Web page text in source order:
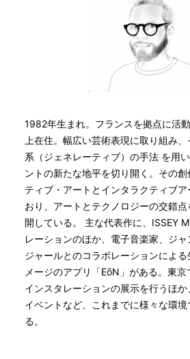
1982年生まれ。フランスを拠点に活
上在住。幅広い芸術表現に取り組み
系（ジェネレーティブ）の手法 を用
ントの新たな地平を切り開く。その
ティブ・アートとインタラクティブ
おり、アートとテクノロジーの交錯
開している。 主な代表作に、ISSEY
レーションのほか、電子音楽家、ジャ
ジャールとのコラボレーションによ
メージのアプリ「EōN」がある。東
インスタレーションの展示を行うほか
イベントなど、これまでに様々な環
る。